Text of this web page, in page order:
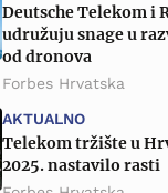
Deutsche Telekom i
udružuju snage u
od dronova
Forbes Hrvatska
AKTUALNO
Telekom tržište u
2025. nastavilo rasti